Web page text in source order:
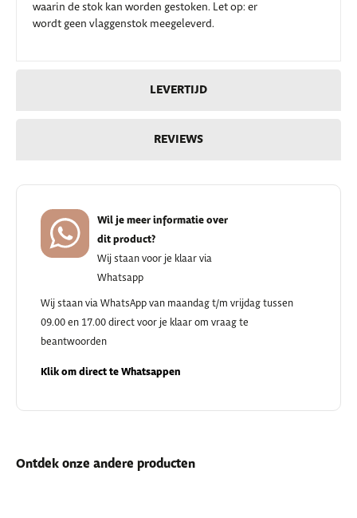
LEVERTIJD
REVIEWS
waarin de stok kan worden gestoken. Let op: er
wordt geen vlaggenstok meegeleverd.
Wil je meer informatie over
dit product?
Wij staan voor je klaar via
Whatsapp
Wij staan via WhatsApp van maandag t/m vrijdag tussen
09.00 en 17.00 direct voor je klaar om vraag te
beantwoorden
Klik om direct te Whatsappen
Ontdek onze andere producten